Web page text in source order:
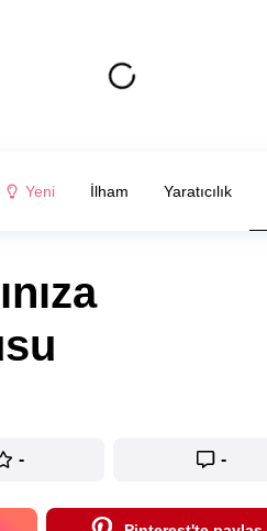
Yeni İlham Yaratıcılık
- -